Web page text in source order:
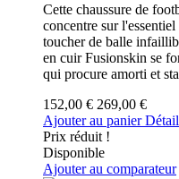
Cette chaussure de
concentre sur
toucher de balle
en cuir Fusionskin se
qui procure amorti et
152,00 € 269,00 €
Ajouter au panier
Prix réduit !
Disponible
Ajouter au comparateur